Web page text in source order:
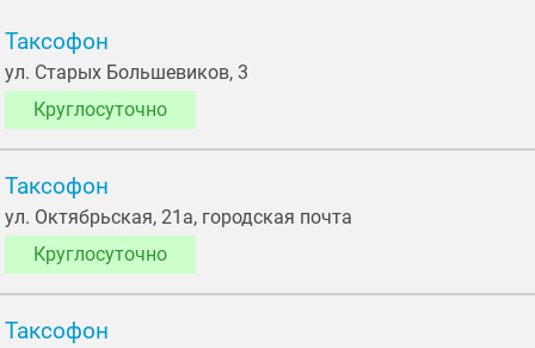
Таксофон
ул. Старых Большевиков, 3
Круглосуточно
Таксофон
ул. Октябрьская, 21а, городская почта
Круглосуточно
Таксофон